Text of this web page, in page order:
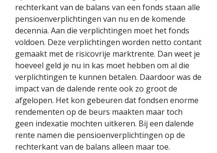
rechterkant van de balans van een fonds staan alle
pensioenverplichtingen van nu en de komende
decennia. Aan die verplichtingen moet het fonds
voldoen. Deze verplichtingen worden netto contant
gemaakt met de risicovrije marktrente. Dan weet je
hoeveel geld je nu in kas moet hebben om al die
verplichtingen te kunnen betalen. Daardoor was de
impact van de dalende rente ook zo groot de
afgelopen. Het kon gebeuren dat fondsen enorme
rendementen op de beurs maakten maar toch
geen indexatie mochten uitkeren. Bij een dalende
rente namen die pensioenverplichtingen op de
rechterkant van de balans alleen maar toe.